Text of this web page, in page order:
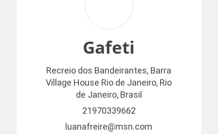
Gafeti
Recreio dos Bandeirantes, Barra
Village House Rio de Janeiro, Rio
de Janeiro,Brasil
21970339662
luanafreire@msn.com